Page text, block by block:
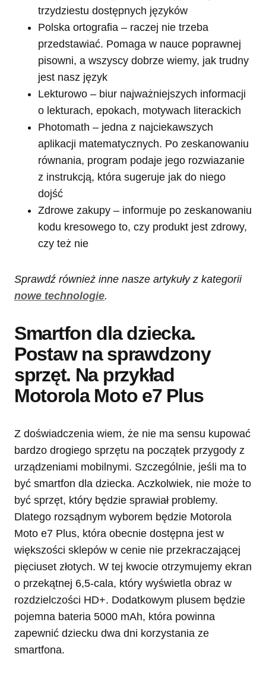
trzydziestu dostępnych języków
Polska ortografia – raczej nie trzeba
przedstawiać. Pomaga w nauce poprawnej
pisowni, a wszyscy dobrze wiemy, jak trudny
jest nasz język
Lekturowo – biur najważniejszych informacji
o lekturach, epokach, motywach literackich
Photomath – jedna z najciekawszych
aplikacji matematycznych. Po zeskanowaniu
równania, program podaje jego rozwiazanie
z instrukcją, która sugeruje jak do niego
dojść
Zdrowe zakupy – informuje po zeskanowaniu
kodu kresowego to, czy produkt jest zdrowy,
czy też nie
Sprawdź również inne nasze artykuły z kategorii
nowe technologie.
Smartfon dla dziecka.
Postaw na sprawdzony
sprzęt. Na przykład
Motorola Moto e7 Plus
Z doświadczenia wiem, że nie ma sensu kupować
bardzo drogiego sprzętu na początek przygody z
urządzeniami mobilnymi. Szczególnie, jeśli ma to
być smartfon dla dziecka. Aczkolwiek, nie może to
być sprzęt, który będzie sprawiał problemy.
Dlatego rozsądnym wyborem będzie Motorola
Moto e7 Plus, która obecnie dostępna jest w
większości sklepów w cenie nie przekraczającej
pięciuset złotych. W tej kwocie otrzymujemy ekran
o przekątnej 6,5-cala, który wyświetla obraz w
rozdzielczości HD+. Dodatkowym plusem będzie
pojemna bateria 5000 mAh, która powinna
zapewnić dziecku dwa dni korzystania ze
smartfona.